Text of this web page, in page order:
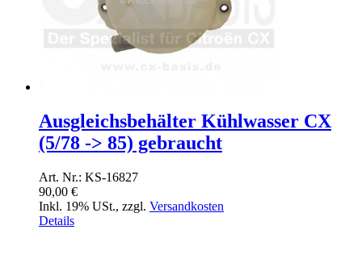
Ausgleichsbehälter Kühlwasser CX
(5/78 -> 85) gebraucht
Art. Nr.: KS-16827
90,00 €
Inkl. 19% USt., zzgl. Versandkosten
Details